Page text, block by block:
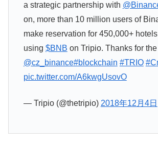
a strategic partnership with
on, more than 10 million users of
make reservation for 450,000+
using $BNB on Tripio. Thanks for
@cz_binance#blockchain #TRIO
pic.twitter.com/A6kwgUsovO
— Tripio (@thetripio) 2018年12月4日